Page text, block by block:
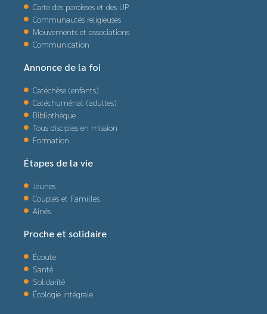
Carte des paroisses et des UP
Communautés religieuses
Mouvements et associations
Communication
Annonce de la foi
Catéchèse (enfants)
Catéchuménat (adultes)
Bibliothèque
Tous disciples en mission
Formation
Étapes de la vie
Jeunes
Couples et Familles
Aînés
Proche et solidaire
Écoute
Santé
Solidarité
Écologie intégrale